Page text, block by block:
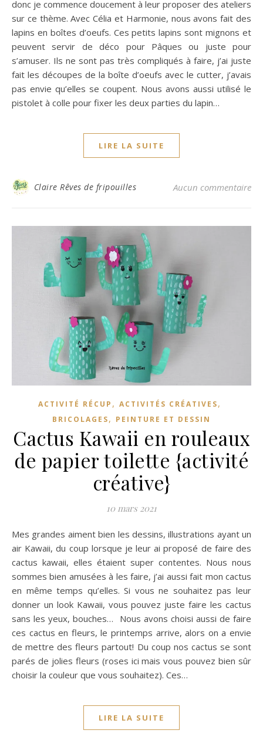
donc je commence doucement à leur proposer des ateliers
sur ce thème. Avec Célia et Harmonie, nous avons fait des
lapins en boîtes d’oeufs. Ces petits lapins sont mignons et
peuvent servir de déco pour Pâques ou juste pour
s’amuser. Ils ne sont pas très compliqués à faire, j’ai juste
fait les découpes de la boîte d’oeufs avec le cutter, j’avais
pas envie qu’elles se coupent. Nous avons aussi utilisé le
pistolet à colle pour fixer les deux parties du lapin…
LIRE LA SUITE
Claire Rêves de fripouilles Aucun commentaire
ACTIVITÉ RÉCUP , ACTIVITÉS CRÉATIVES,
BRICOLAGES, PEINTURE ET DESSIN
Cactus Kawaii en rouleaux
de papier toilette {activité
créative}
10 mars 2021
Mes grandes aiment bien les dessins, illustrations ayant un
air Kawaii, du coup lorsque je leur ai proposé de faire des
cactus kawaii, elles étaient super contentes. Nous nous
sommes bien amusées à les faire, j’ai aussi fait mon cactus
en même temps qu’elles. Si vous ne souhaitez pas leur
donner un look Kawaii, vous pouvez juste faire les cactus
sans les yeux, bouches… Nous avons choisi aussi de faire
ces cactus en fleurs, le printemps arrive, alors on a envie
de mettre des fleurs partout! Du coup nos cactus se sont
parés de jolies fleurs (roses ici mais vous pouvez bien sûr
choisir la couleur que vous souhaitez). Ces…
LIRE LA SUITE